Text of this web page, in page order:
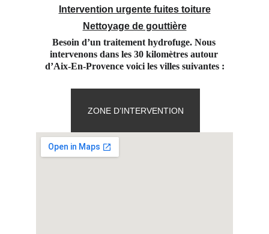
Intervention urgente fuites toiture
Nettoyage de gouttière
Besoin d’un traitement hydrofuge. Nous
intervenons dans les 30 kilomètres autour
d’Aix-En-Provence voici les villes suivantes :
ZONE D’INTERVENTION